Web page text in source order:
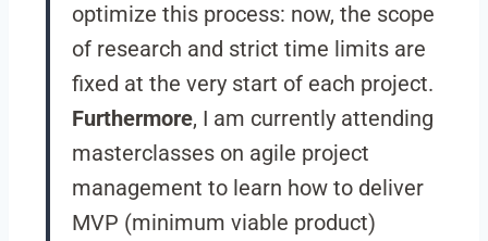
optimize this process: now, the scope
of research and strict time limits are
fixed at the very start of each project.
Furthermore, I am currently attending
masterclasses on agile project
management to learn how to deliver
MVP (minimum viable product)